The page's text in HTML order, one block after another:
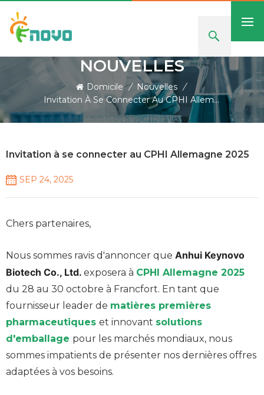
NOUVELLES
Domicile / Nouvelles /
Invitation À Se Connecter Au CPHI Allemagne 2025
Invitation à se connecter au CPHI Allemagne 2025
SEP 24, 2025
Chers partenaires,
Nous sommes ravis d'annoncer que Anhui Keynovo
Biotech Co., Ltd. exposera à CPHI Allemagne 2025
du 28 au 30 octobre à Francfort. En tant que
fournisseur leader de matières premières
pharmaceutiques et innovant solutions
d'emballage pour les marchés mondiaux, nous
sommes impatients de présenter nos dernières offres
adaptées à vos besoins.